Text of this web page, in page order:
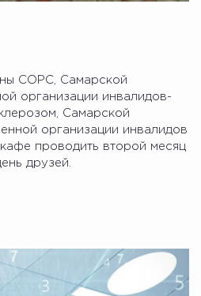
СОРС, Самарской
организации инвалидов-
Самарской
организации инвалидов
проводить второй месяц
друзей.